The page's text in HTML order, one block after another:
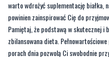
zbilansowana dieta.
porach dnia pozwolą Ci swobodnie
najlepszych efektów – zarówno przy
np. białkowej, witaminowej czy